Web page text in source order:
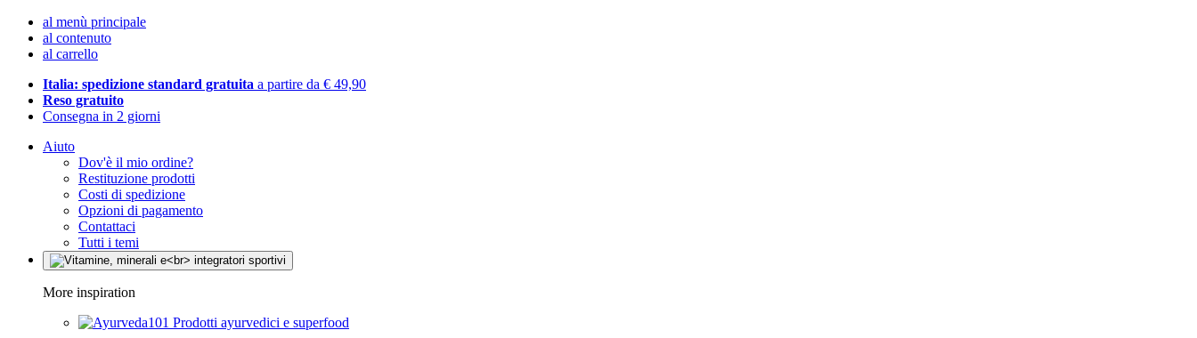
al menù principale
al contenuto
al carrello
Italia: spedizione standard gratuita a partire da € 49,90
Reso gratuito
Consegna in 2 giorni
Aiuto
Dov'è il mio ordine?
Restituzione prodotti
Costi di spedizione
Opzioni di pagamento
Contattaci
Tutti i temi
More inspiration
Prodotti ayurvedici e superfood